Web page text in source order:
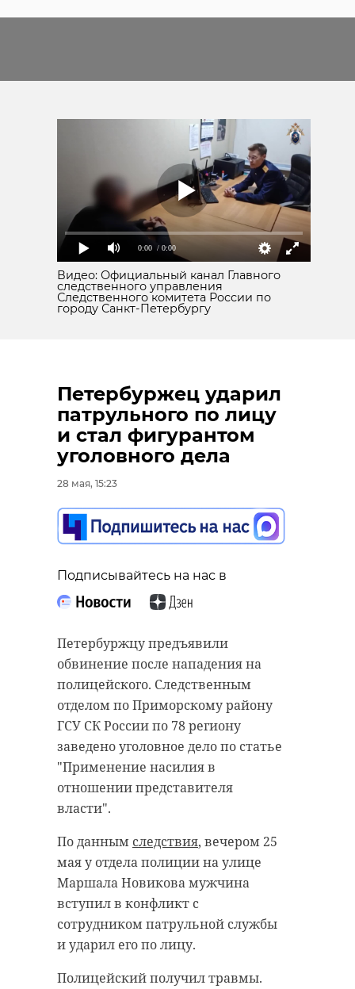
0:00 / 0:00
Видео: Официальный канал Главного
следственного управления
Следственного комитета России по
городу Санкт-Петербургу
Петербуржец ударил
патрульного по лицу
и стал фигурантом
уголовного дела
28 мая, 15:23
Подписывайтесь на нас в
Петербуржцу предъявили
обвинение после нападения на
полицейского. Следственным
отделом по Приморскому району
ГСУ СК России по 78 региону
заведено уголовное дело по статье
"Применение насилия в
отношении представителя
власти".
По данным следствия, вечером 25
мая у отдела полиции на улице
Маршала Новикова мужчина
вступил в конфликт с
сотрудником патрульной службы
и ударил его по лицу.
Полицейский получил травмы.